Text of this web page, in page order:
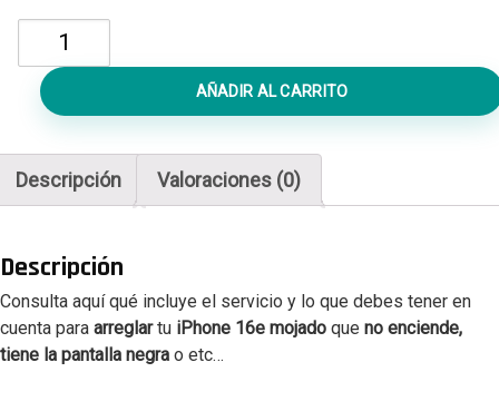
Reparar
16e
Mojado
AÑADIR AL CARRITO
Descripción Valoraciones (0)
Descripción
Consulta aquí qué incluye el servicio y lo que debes tener en
cuenta para arreglartu iPhone 16e mojado que no enciende,
tiene la pantalla negra o etc…